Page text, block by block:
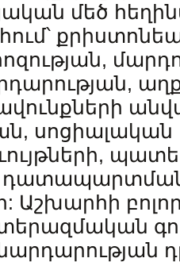
մեծ
դատապարտման
բոլոր